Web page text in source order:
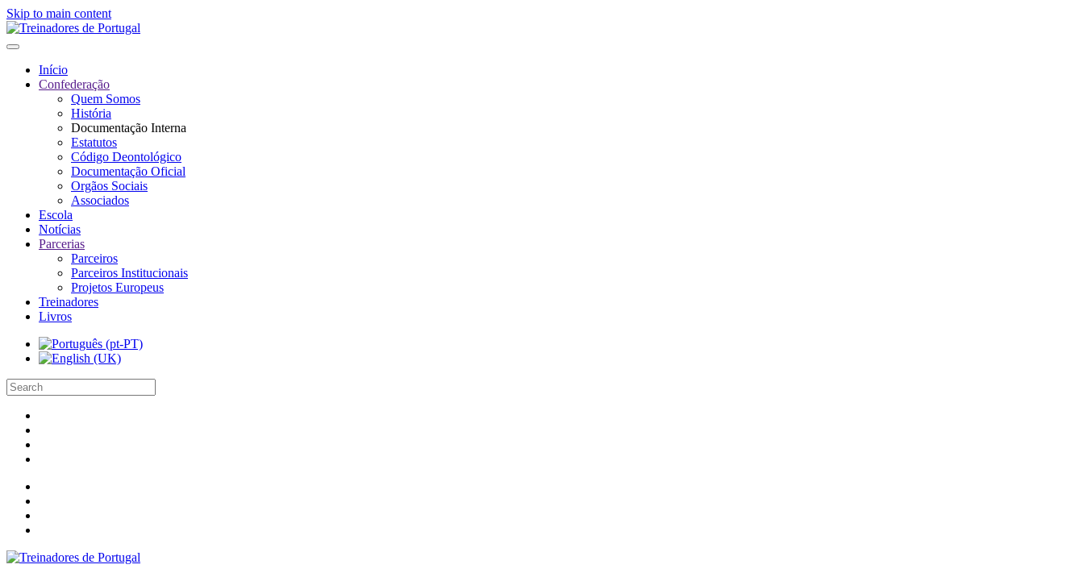
Skip to main content
Início
Confederação
Quem Somos
História
Documentação Interna
Estatutos
Código Deontológico
Documentação Oficial
Orgãos Sociais
Associados
Escola
Notícias
Parcerias
Parceiros
Parceiros Institucionais
Projetos Europeus
Treinadores
Livros